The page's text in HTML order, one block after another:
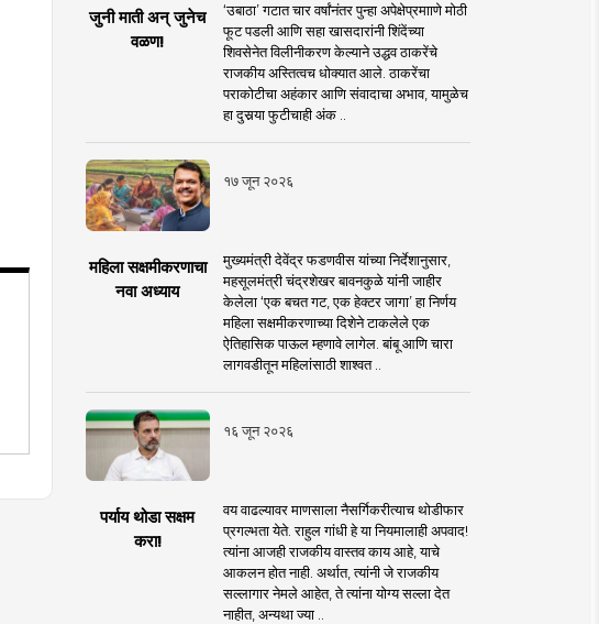
जुनी माती अन् जुनेच
वळण!
‘उबाठा’ गटात चार वर्षांनंतर पुन्हा अपेक्षेप्रमााणे मोठी
फूट पडली आणि सहा खासदारांनी शिंदेंच्या
शिवसेनेत विलीनीकरण केल्याने उद्धव ठाकरेंचे
राजकीय अस्तित्वच धोक्यात आले. ठाकरेंचा
पराकोटीचा अहंकार आणि संवादाचा अभाव, यामुळेच
हा दुसर्‍या फुटीचाही अंक ..
१७ जून २०२६
महिला सक्षमीकरणाचा
नवा अध्याय
मुख्यमंत्री देवेंद्र फडणवीस यांच्या निर्देशानुसार,
महसूलमंत्री चंद्रशेखर बावनकुळे यांनी जाहीर
केलेला ‘एक बचत गट, एक हेक्टर जागा’ हा निर्णय
महिला सक्षमीकरणाच्या दिशेने टाकलेले एक
ऐतिहासिक पाऊल म्हणावे लागेल. बांबू आणि चारा
लागवडीतून महिलांसाठी शाश्वत ..
१६ जून २०२६
पर्याय थोडा सक्षम
करा!
वय वाढल्यावर माणसाला नैसर्गिकरीत्याच थोडीफार
प्रगल्भता येते. राहुल गांधी हे या नियमालाही अपवाद!
त्यांना आजही राजकीय वास्तव काय आहे, याचे
आकलन होत नाही. अर्थात, त्यांनी जे राजकीय
सल्लागार नेमले आहेत, ते त्यांना योग्य सल्ला देत
नाहीत, अन्यथा ज्या ..